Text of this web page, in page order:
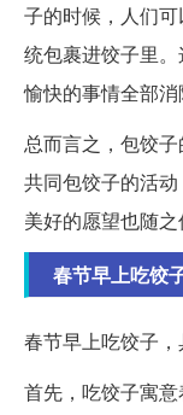
子的时候，人们
统包裹进饺子里
愉快的事情全部消
总而言之，包饺
共同包饺子的活
美好的愿望也随之
春节早上吃饺
春节早上吃饺子，
首先，吃饺子寓